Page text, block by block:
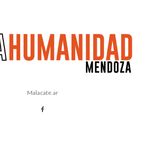
Malacate.ar